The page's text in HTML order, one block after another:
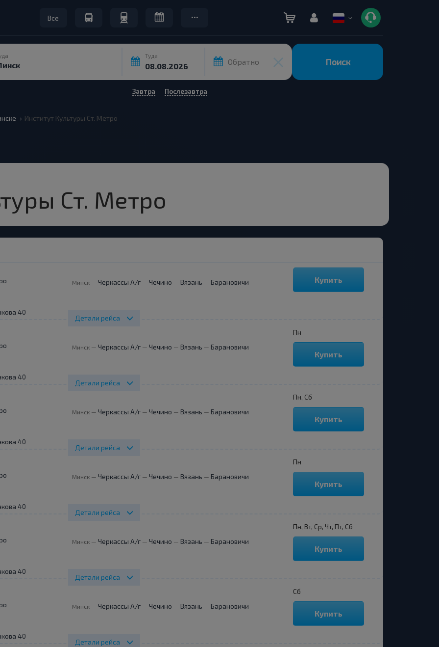
Все
Туда
Обратно Поиск
Завтра Послезавтра
Институт Культуры Ст. Метро
Ст. Метро
40
Минск— Черкассы А/г— Чечино — Вязань — Барановичи Купить
Детали рейса
40
Минск— Черкассы А/г— Чечино — Вязань — Барановичи
Пн
Купить
Детали рейса
40
Минск— Черкассы А/г— Чечино — Вязань — Барановичи
Пн, Сб
Купить
Детали рейса
40
Минск— Черкассы А/г— Чечино — Вязань — Барановичи
Пн
Купить
Детали рейса
40
Минск— Черкассы А/г— Чечино — Вязань — Барановичи
Пн, Вт, Ср, Чт, Пт, Сб
Купить
Детали рейса
40
Минск— Черкассы А/г— Чечино — Вязань — Барановичи
Сб
Купить
Детали рейса